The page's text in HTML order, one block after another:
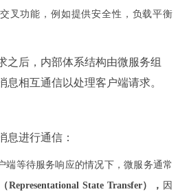
叉功能，例如提供安全性，负载平衡
之后，内部体系结构由微服务组
息相互通信以处理客户端请求。
息进行通信：
端等待服务响应的情况下，微服务通常
Representational State Transfer）， 因